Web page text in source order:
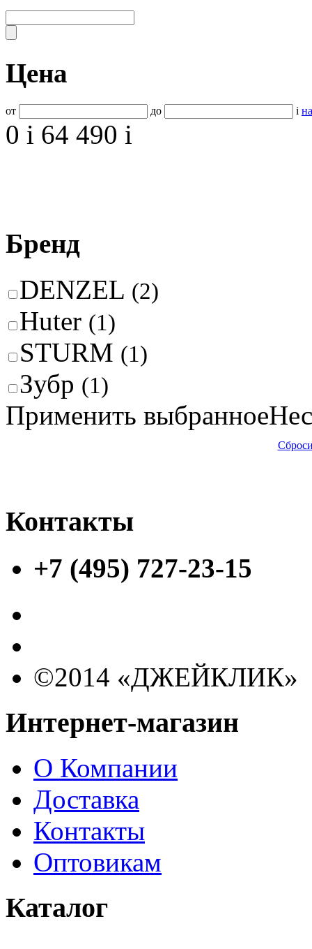
Цена
от до i
0 i 64 490 i
Бренд
DENZEL (2)
Huter (1)
STURM (1)
Зубр (1)
Применить выбранное
Контакты
+7 (495) 727-23-15
©2014 «ДЖЕЙКЛИК»
Интернет-магазин
О Компании
Доставка
Контакты
Оптовикам
Каталог